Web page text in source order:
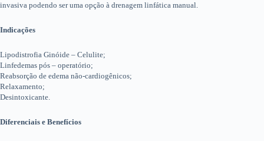
invasiva podendo ser uma opção à drenagem linfática manual.
Indicações
Lipodistrofia Ginóide – Celulite;
Linfedemas pós – operatório;
Reabsorção de edema não-cardiogênicos;
Relaxamento;
Desintoxicante.
Diferenciais e Benefícios